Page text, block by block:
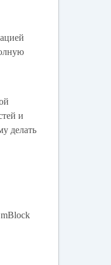
и
делать
mBlock